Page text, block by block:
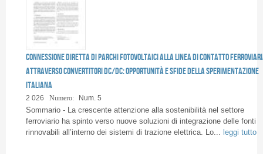
Connessione diretta di parchi fotovoltaici alla linea di contatto
attraverso convertitori DC/DC: opportunità e sfide della sperimentazione
italiana
2 026 Numero: Num. 5
Sommario - La crescente attenzione alla sostenibilità nel settore
ferroviario ha spinto verso nuove soluzioni di integrazione delle fonti
rinnovabili all’interno dei sistemi di trazione elettrica. Lo... leggi tutto